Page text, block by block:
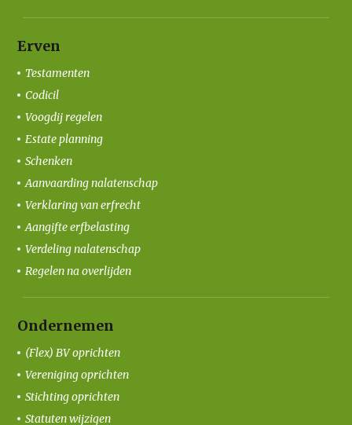
Erven
Testamenten
Codicil
Voogdij regelen
Estate planning
Schenken
Aanvaarding nalatenschap
Verklaring van erfrecht
Aangifte erfbelasting
Verdeling nalatenschap
Regelen na overlijden
Ondernemen
(Flex) BV oprichten
Vereniging oprichten
Stichting oprichten
Statuten wijzigen